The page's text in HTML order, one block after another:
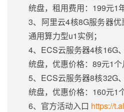
统盘，租用费用：199元1年
3、阿里云4核8G服务器
通用算力型u1实例；
4、ECS云服务器4核16G
统盘，优惠价格：89元1个
5、ECS云服务器8核32G
统盘，优惠价格：160元1
6、官方活动入口 https://